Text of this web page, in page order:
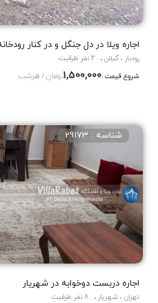
اجاره ویلا در دل جنگل و در کنار
رودبار ، گیلان
2 نفر ظرفیت
شروع قیمت :1,500,000تومان / هرشب
اجاره دربست دوخوابه در شهریار
شناسه : 29173
تهران ، شهریار
8 نفر ظرفیت